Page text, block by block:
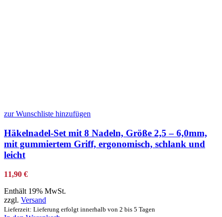
zur Wunschliste hinzufügen
Häkelnadel-Set mit 8 Nadeln, Größe 2,5 – 6,0mm,
mit gummiertem Griff, ergonomisch, schlank und
leicht
11,90 €
Enthält 19% MwSt.
zzgl. Versand
Lieferzeit: Lieferung erfolgt innerhalb von 2 bis 5 Tagen